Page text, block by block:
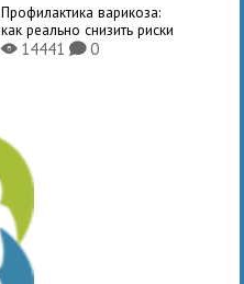
Профилактика варикоза:
как реально снизить риски
X14441 K0